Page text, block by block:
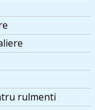
rulmenti